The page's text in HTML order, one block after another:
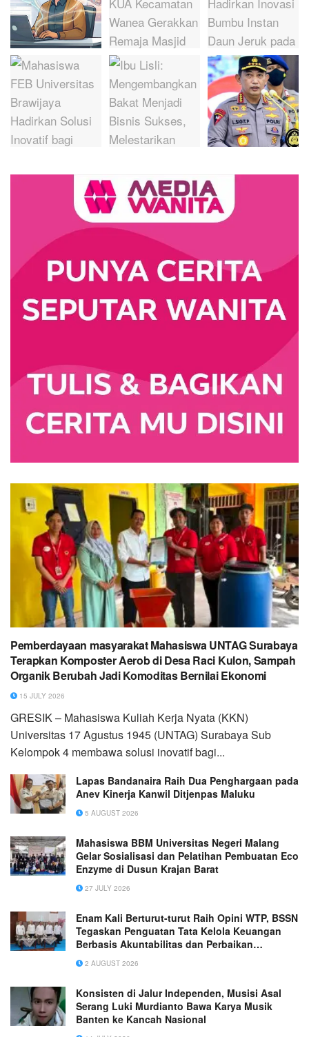
Pemberdayaan masyarakat Mahasiswa UNTAG Surabaya
Terapkan Komposter Aerob di Desa Raci Kulon, Sampah
Organik Berubah Jadi Komoditas Bernilai Ekonomi
15 JULY 2026
GRESIK – Mahasiswa Kuliah Kerja Nyata (KKN)
Universitas 17 Agustus 1945 (UNTAG) Surabaya Sub
Kelompok 4 membawa solusi inovatif bagi...
Lapas Bandanaira Raih Dua Penghargaan pada
Anev Kinerja Kanwil Ditjenpas Maluku
5 AUGUST 2026
Mahasiswa BBM Universitas Negeri Malang
Gelar Sosialisasi dan Pelatihan Pembuatan Eco
Enzyme di Dusun Krajan Barat
27 JULY 2026
Enam Kali Berturut-turut Raih Opini WTP, BSSN
Tegaskan Penguatan Tata Kelola Keuangan
Berbasis Akuntabilitas dan Perbaikan
Berkelanjutan
2 AUGUST 2026
Konsisten di Jalur Independen, Musisi Asal
Serang Luki Murdianto Bawa Karya Musik
Banten ke Kancah Nasional